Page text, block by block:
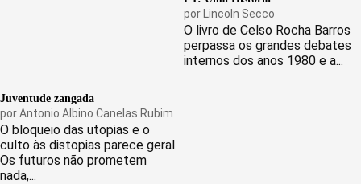
Juventude zangada
porAntonio Albino Canelas Rubim
O bloqueio das utopias e o
culto às distopias parece geral.
Os futuros não prometem
nada,...
por Lincoln Secco
O livro de Celso Rocha Barros
perpassa os grandes debates
internos dos anos 1980 e a...